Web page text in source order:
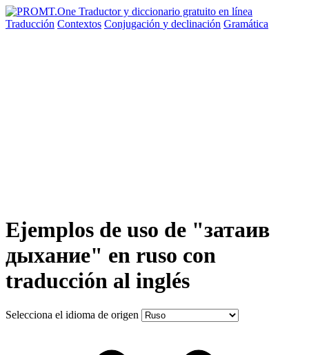
Traducción Contextos Conjugación y declinación Gramática
Ejemplos de uso de "затаив
дыхание" en ruso con
traducción al inglés
Selecciona el idioma de origen